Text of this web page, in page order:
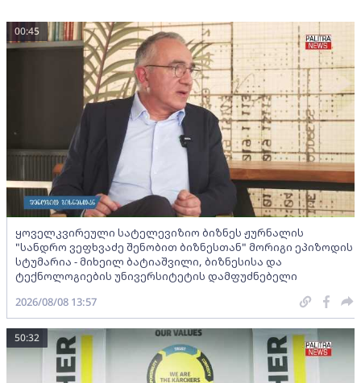
ყოველკვირეული სატელევიზიო ბიზნეს ჟურნალის
"სანდრო ვეფხვაძე შენობით ბიზნესთან" მორიგი ეპიზოდის
სტუმარია - მიხეილ ბატიაშვილი, ბიზნესისა და
ტექნოლოგიების უნივერსიტეტის დამფუძნებელი
00:45
2026/08/08 13:57
50:32